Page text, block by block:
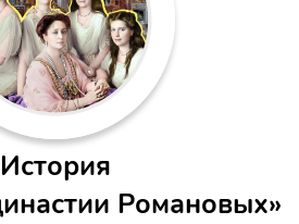
История
Романовых»